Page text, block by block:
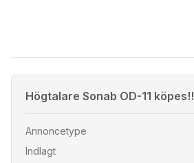
Högtalare Sonab OD-11 köpes!!
Annoncetype
Indlagt